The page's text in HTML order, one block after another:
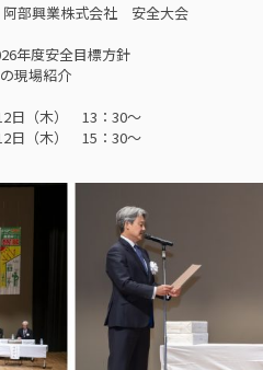
興業株式会社 安全大会
安全目標方針
場紹介
日（木） 13：30～
木） 15：30～